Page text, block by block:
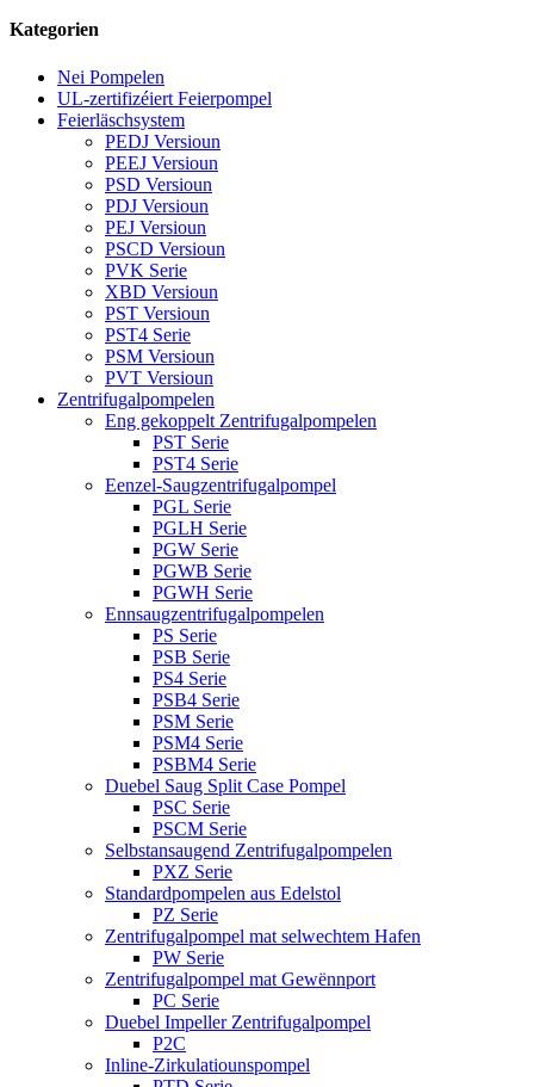
Kategorien
Nei Pompelen
UL-zertifizéiert Feierpompel
Feierläschsystem
PEDJ Versioun
PEEJ Versioun
PSD Versioun
PDJ Versioun
PEJ Versioun
PSCD Versioun
PVK Serie
XBD Versioun
PST Versioun
PST4 Serie
PSM Versioun
PVT Versioun
Zentrifugalpompelen
Eng gekoppelt Zentrifugalpompelen
PST Serie
PST4 Serie
Eenzel-Saugzentrifugalpompel
PGL Serie
PGLH Serie
PGW Serie
PGWB Serie
PGWH Serie
Ennsaugzentrifugalpompelen
PS Serie
PSB Serie
PS4 Serie
PSB4 Serie
PSM Serie
PSM4 Serie
PSBM4 Serie
Duebel Saug Split Case Pompel
PSC Serie
PSCM Serie
Selbstansaugend Zentrifugalpompelen
PXZ Serie
Standardpompelen aus Edelstol
PZ Serie
Zentrifugalpompel mat selwechtem Hafen
PW Serie
Zentrifugalpompel mat Gewënnport
PC Serie
Duebel Impeller Zentrifugalpompel
P2C
Inline-Zirkulatiounspompel